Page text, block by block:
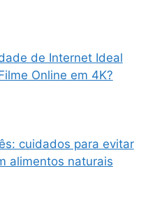
de Internet Ideal
Online em 4K?
cuidados para evitar
alimentos naturais